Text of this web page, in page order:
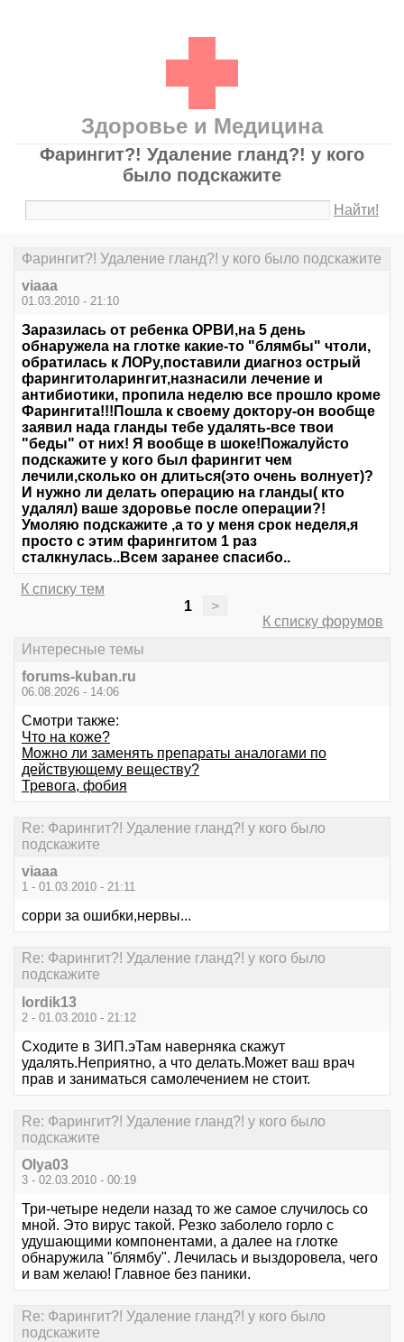
Здоровье и Медицина
Фарингит?! Удаление гланд?! у кого
было подскажите
Найти!
Фарингит?! Удаление гланд?! у кого было подскажите
viaaa
01.03.2010 - 21:10
Заразилась от ребенка ОРВИ,на 5 день
обнаружела на глотке какие-то "блямбы" чтоли,
обратилась к ЛОРу,поставили диагноз острый
фарингитоларингит,назнасили лечение и
антибиотики, пропила неделю все прошло кроме
Фарингита!!!Пошла к своему доктору-он вообще
заявил нада гланды тебе удалять-все твои
"беды" от них! Я вообще в шоке!Пожалуйсто
подскажите у кого был фарингит чем
лечили,сколько он длиться(это очень волнует)?
И нужно ли делать операцию на гланды( кто
удалял) ваше здоровье после операции?!
Умоляю подскажите ,а то у меня срок неделя,я
просто с этим фарингитом 1 раз
сталкнулась..Всем заранее спасибо..
К списку тем
1
>
К списку форумов
Интересные темы
forums-kuban.ru
06.08.2026 - 14:06
Смотри также:
Что на коже?
Можно ли заменять препараты аналогами по
действующему веществу?
Тревога, фобия
Re: Фарингит?! Удаление гланд?! у кого было
подскажите
viaaa
1 - 01.03.2010 - 21:11
сорри за ошибки,нервы...
Re: Фарингит?! Удаление гланд?! у кого было
подскажите
lordik13
2 - 01.03.2010 - 21:12
Сходите в ЗИП.эТам наверняка скажут
удалять.Неприятно, а что делать.Может ваш врач
прав и заниматься самолечением не стоит.
Re: Фарингит?! Удаление гланд?! у кого было
подскажите
Olya03
3 - 02.03.2010 - 00:19
Три-четыре недели назад то же самое случилось со
мной. Это вирус такой. Резко заболело горло с
удушающими компонентами, а далее на глотке
обнаружила "блямбу". Лечилась и выздоровела, чего
и вам желаю! Главное без паники.
Re: Фарингит?! Удаление гланд?! у кого было
подскажите